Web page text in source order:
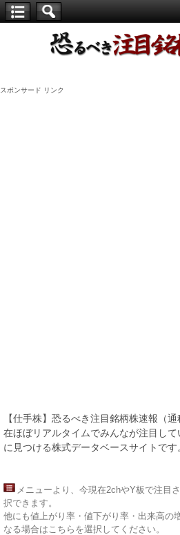
スポンサード リンク
【仕手株】恐るべき注目銘柄株速報（
在ほぼリアルタイムでみんなが注目し
に見つける株式データベースサイトです
メニューより、今現在2chやY板で注目
択できます。
他にも値上がり率・値下がり率・出来高の
なる場合はこちらを選択してください。